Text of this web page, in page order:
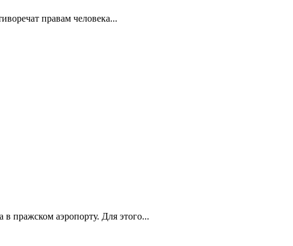
правам человека...
пражском аэропорту. Для этого...